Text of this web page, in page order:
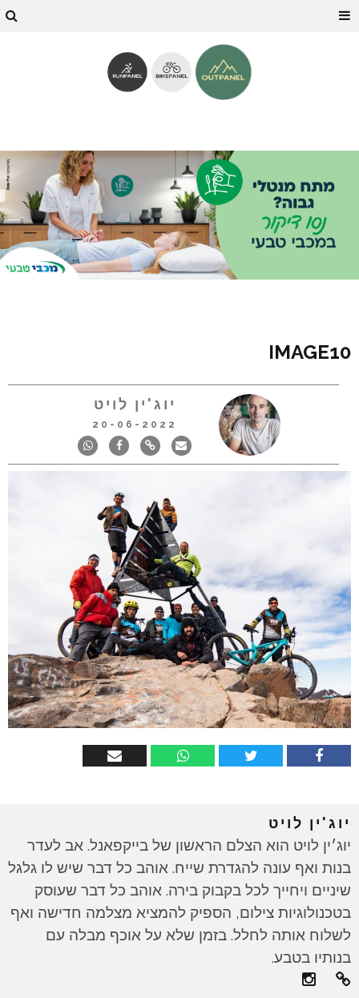
IMAGE10
יוג'ין לויט
20-06-2022
יוג'ין לויט
יוג׳ין לויט הוא הצלם הראשון של בייקפאנל. אב לעדר
בנות ואף עונה להגדרת שייח. אוהב כל דבר שיש לו גלגל
שיניים ויחייך לכל בקבוק בירה. אוהב כל דבר שעוסק
בטכנולוגיות צילום, הספיק להמציא מצלמה חדישה ואף
לשלוח אותה לחלל. בזמן שלא על אוכף מבלה עם
בנותיו בטבע.